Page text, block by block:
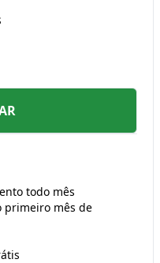
todo mês
primeiro mês de